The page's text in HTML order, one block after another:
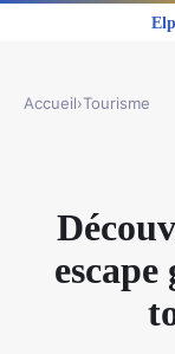
Accueil›Tourisme